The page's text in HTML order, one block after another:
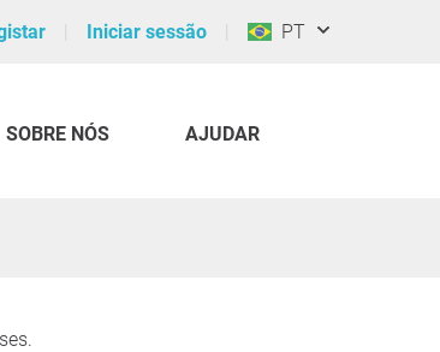
Iniciar sessão PT
SOBRE NÓS AJUDAR